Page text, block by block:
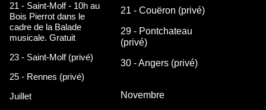
21 - Saint-Molf - 10h au
Bois Pierrot dans le
cadre de la Balade
musicale. Gratuit
23 - Saint-Molf (privé)
25 - Rennes (privé)
Juillet
21 - Couëron (privé)
29 - Pontchateau
(privé)
30 - Angers (privé)
Novembre